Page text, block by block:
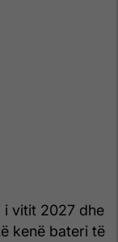
i vitit 2027 dhe
kenë bateri të